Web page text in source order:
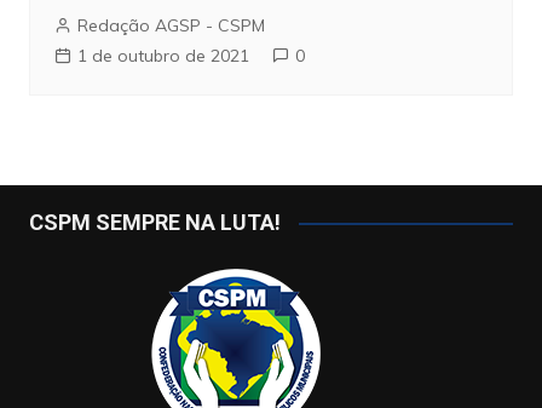
Redação AGSP - CSPM
1 de outubro de 2021
0
CSPM SEMPRE NA LUTA!